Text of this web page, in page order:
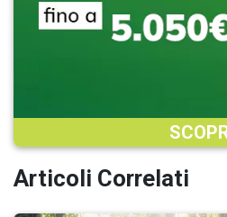
Articoli Correlati